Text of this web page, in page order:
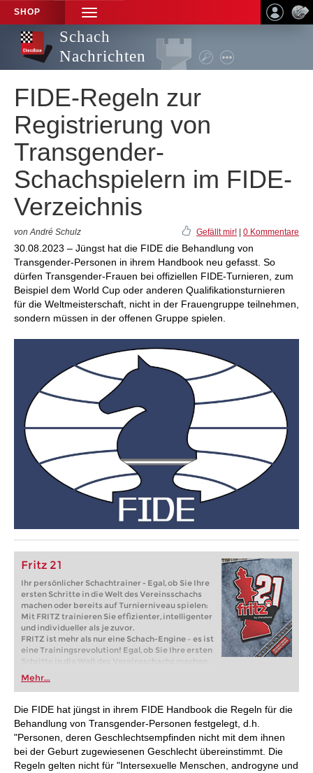
SHOP
TOGGLE
NAVIGATION
Schach
Nachrichten
FIDE-Regeln zur
Registrierung von
Transgender-
Schachspielern im FIDE-
Verzeichnis
von André Schulz Gefällt mir! 0 Kommentare
30.08.2023 – Jüngst hat die FIDE die Behandlung von
Transgender-Personen in ihrem Handbook neu gefasst. So
dürfen Transgender-Frauen bei offiziellen FIDE-Turnieren, zum
Beispiel dem World Cup oder anderen Qualifikationsturnieren
für die Weltmeisterschaft, nicht in der Frauengruppe teilnehmen,
sondern müssen in der offenen Gruppe spielen.
Fritz 21
Ihr persönlicher Schachtrainer - Egal, ob Sie Ihre
ersten Schritte in die Welt des Vereinsschachs
machen oder bereits auf Turnierniveau spielen:
Mit FRITZ trainieren Sie effizienter, intelligenter
und individueller als je zuvor.
FRITZ ist mehr als nur eine Schach-Engine – es ist
eine Trainingsrevolution! Egal, ob Sie Ihre ersten
Schritte in die Welt des Vereinsschachs machen
oder bereits auf Turnierniveau spielen: Mit
FRITZ trainieren Sie effizienter, intelligenter und
individueller als je zuvor.
Mehr...
Die FIDE hat jüngst in ihrem FIDE Handbook die Regeln für die
Behandlung von Transgender-Personen festgelegt, d.h.
"Personen, deren Geschlechtsempfinden nicht mit dem ihnen
bei der Geburt zugewiesenen Geschlecht übereinstimmt. Die
Regeln gelten nicht für "Intersexuelle Menschen, androgyne und